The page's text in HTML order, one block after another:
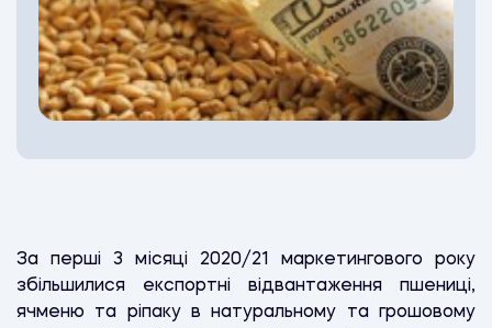
За перші 3 місяці 2020/21 маркетингового року
збільшилися експортні відвантаження пшениці,
ячменю та ріпаку в натуральному та грошовому